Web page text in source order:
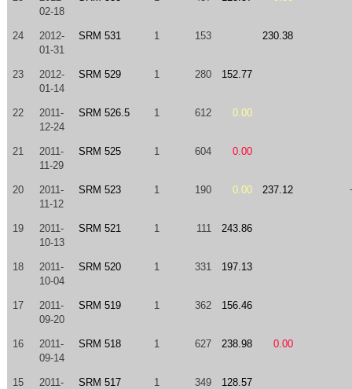
02-18
24
2012-
01-31
SRM 531 1 153 230.38
23
2012-
01-14
SRM 529 1 280 152.77
22
2011-
12-24
SRM 526.5 1 612 0.00
21
2011-
11-29
SRM 525 1 604 0.00
20
2011-
11-12
SRM 523 1 190 0.00 237.12
19
2011-
10-13
SRM 521 1 111 243.86
18
2011-
10-04
SRM 520 1 331 197.13
17
2011-
09-20
SRM 519 1 362 156.46
16
2011-
09-14
SRM 518 1 627 238.98 0.00
15
2011-
SRM 517 1 349 128.57